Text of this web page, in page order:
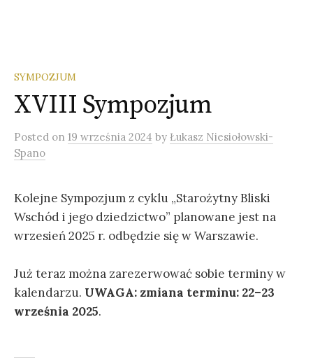
SYMPOZJUM
XVIII Sympozjum
Posted on 19 września 2024 by Łukasz Niesiołowski-
Spano
Kolejne Sympozjum z cyklu „Starożytny Bliski
Wschód i jego dziedzictwo” planowane jest na
wrzesień 2025 r. odbędzie się w Warszawie.
Już teraz można zarezerwować sobie terminy w
kalendarzu. UWAGA: zmiana terminu: 22–23
września 2025.